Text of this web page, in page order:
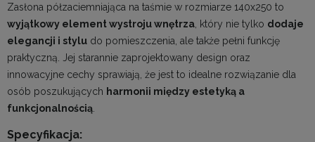
Zasłona półzaciemniająca na taśmie w rozmiarze 140x250 to
wyjątkowy element wystroju wnętrza , który nie tylko dodaje
elegancji i stylu do pomieszczenia, ale także pełni funkcję
praktyczną. Jej starannie zaprojektowany design oraz
innowacyjne cechy sprawiają, że jest to idealne rozwiązanie dla
osób poszukujących harmonii między estetyką a
funkcjonalnością
Specyfikacja: